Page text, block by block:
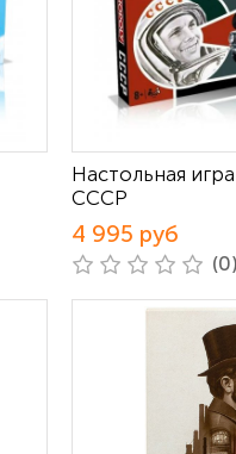
Настольная
СССР
4 995 руб